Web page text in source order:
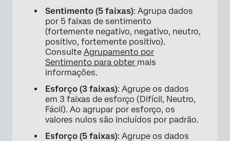
Sentimento (5 faixas): Agrupa dados
por 5 faixas de sentimento
(fortemente negativo, negativo, neutro,
positivo, fortemente positivo).
Consulte Agrupamento por
Sentimento para obter mais
informações.
Esforço (3 faixas): Agrupe os dados
em 3 faixas de esforço (Difícil, Neutro,
Fácil). Ao agrupar por esforço, os
valores nulos são incluídos por padrão.
Esforço (5 faixas): Agrupe os dados